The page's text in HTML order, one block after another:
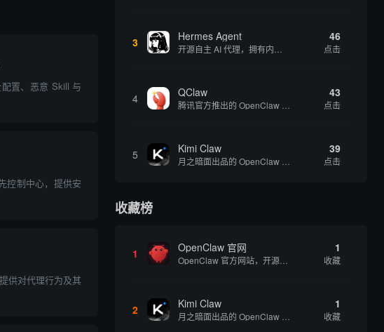
置、恶意 Skill 与
控制中心，提供安
供对代理行为及其
3 Hermes Agent 46
点击
4 QClaw 43
点击
5 Kimi Claw 39
点击
收藏榜
1 OpenClaw 官网 1
收藏
2 Kimi Claw 1
收藏